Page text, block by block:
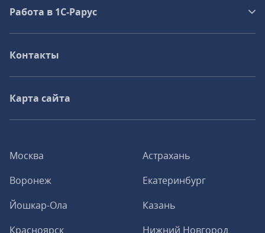
Москва
Астрахань
Воронеж
Екатеринбург
Йошкар-Ола
Казань
Красноярск
Нижний Новгород
Работа в 1С‑Рарус
Контакты
Карта сайта